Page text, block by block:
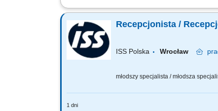
Zakres obowiązków: Profesjonalna
Recepcjonista /
ISS Polska Wrocław
młodszy specjalista / młodsza
1 dni